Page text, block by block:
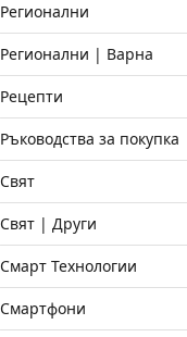
Регионални
Регионални | Варна
Рецепти
Ръководства за покупка
Свят
Свят | Други
Смарт Технологии
Смартфони